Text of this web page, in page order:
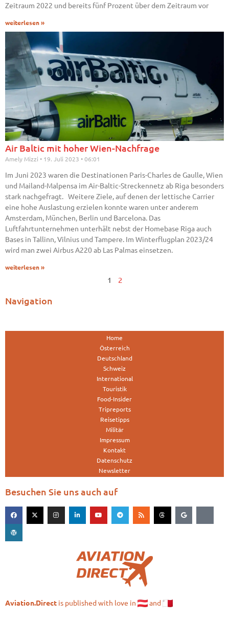
Zeitraum 2022 und bereits fünf Prozent über dem Zeitraum vor
weiterlesen »
Air Baltic mit hoher Wien-Nachfrage
Amely Mizzi 19. Juli 2023 06:01
Im Juni 2023 waren die Destinationen Paris-Charles de Gaulle, Wien
und Mailand-Malpensa im Air-Baltic-Streckennetz ab Riga besonders
stark nachgefragt. Weitere Ziele, auf denen der lettische Carrier
eine hohe Auslastung erzielen konnte waren unter anderem
Amsterdam, München, Berlin und Barcelona. Das
Luftfahrtunternehmen unterhält nebst der Homebase Riga auch
Bases in Tallinn, Vilnius und Tampere. Im Winterflugplan 2023/24
wird man zwei Airbus A220 ab Las Palmas einsetzen.
weiterlesen »
1 2
Navigation
Home
Österreich
Deutschland
Schweiz
International
Touristik
Food-Insider
Tripreports
Reisetipps
Militär
Impressum
Kontakt
Datenschutz
Newsletter
Besuchen Sie uns auch auf
Aviation.Direct is published with love in and